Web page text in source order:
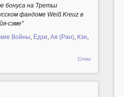
бонуса на Третьи
фандоме Weiß Kreuz в
сэме"
Войны, Ёдзи, Ая (Ран), Кэн,
Слэш